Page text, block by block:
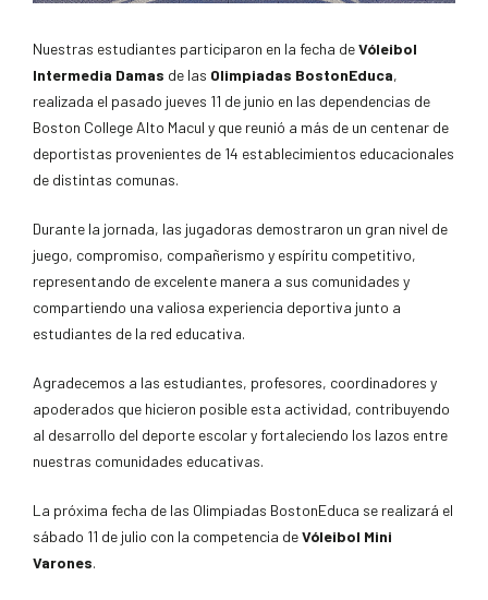
Nuestras estudiantes participaron en la fecha deVóleibol
Intermedia Damas de las Olimpiadas BostonEduca,
realizada el pasado jueves 11 de junio en las dependencias de
Boston College Alto Macul y que reunió a más de un centenar de
deportistas provenientes de 14 establecimientos educacionales
de distintas comunas.
Durante la jornada, las jugadoras demostraron un gran nivel de
juego, compromiso, compañerismo y espíritu competitivo,
representando de excelente manera a sus comunidades y
compartiendo una valiosa experiencia deportiva junto a
estudiantes de la red educativa.
Agradecemos a las estudiantes, profesores, coordinadores y
apoderados que hicieron posible esta actividad, contribuyendo
al desarrollo del deporte escolar y fortaleciendo los lazos entre
nuestras comunidades educativas.
La próxima fecha de las Olimpiadas BostonEduca se realizará el
sábado 11 de julio con la competencia deVóleibol Mini
Varones.